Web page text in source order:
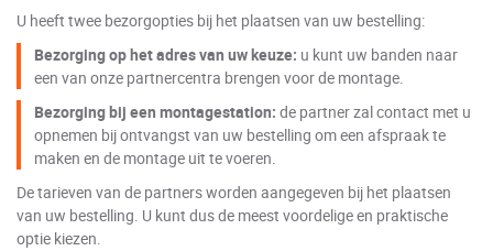
U heeft twee bezorgopties bij het plaatsen van uw bestelling:
Bezorging op het adres van uw keuze: u kunt uw banden naar
een van onze partnercentra brengen voor de montage.
Bezorging bij een montagestation: de partner zal contact met u
opnemen bij ontvangst van uw bestelling om een afspraak te
maken en de montage uit te voeren.
De tarieven van de partners worden aangegeven bij het plaatsen
van uw bestelling. U kunt dus de meest voordelige en praktische
optie kiezen.